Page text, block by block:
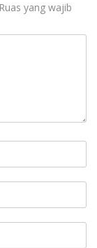
Ruas yang wajib